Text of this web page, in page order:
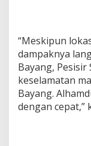
“Meskipun
dampaknya
Bayang,
keselamatan
Bayang.
dengan cepat,”